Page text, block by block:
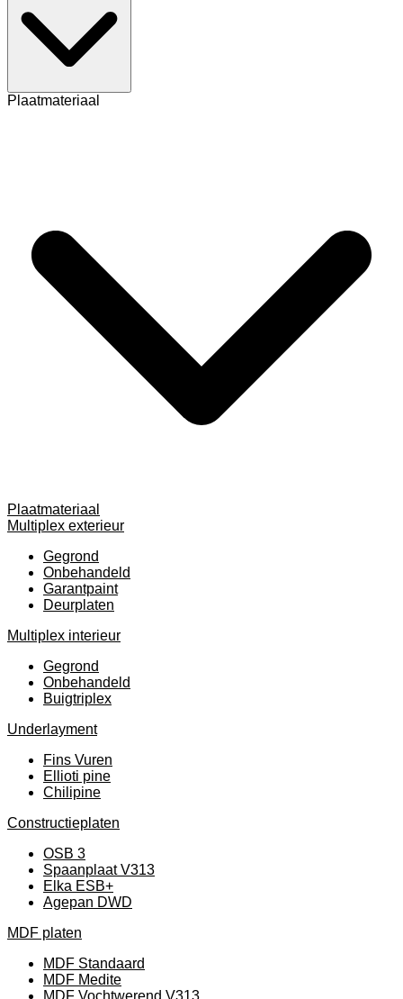
Plaatmateriaal
Plaatmateriaal
Multiplex exterieur
Gegrond
Onbehandeld
Garantpaint
Deurplaten
Multiplex interieur
Gegrond
Onbehandeld
Buigtriplex
Underlayment
Fins Vuren
Ellioti pine
Chilipine
Constructieplaten
OSB 3
Spaanplaat V313
Elka ESB+
Agepan DWD
MDF platen
MDF Standaard
MDF Medite
MDF Vochtwerend V313